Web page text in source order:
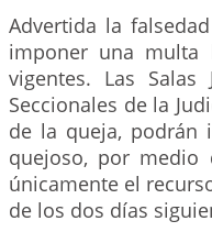
Advertida la
imponer una multa
vigentes. Las Salas
Seccionales de la
de la queja, podrán
quejoso, por medio
únicamente el
de los dos días